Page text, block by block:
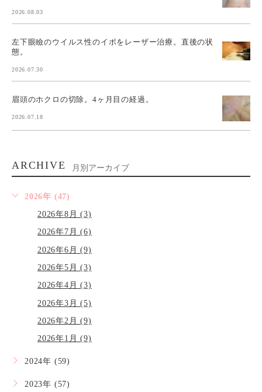
2026.08.03
左下眼瞼のウイルス性のイボをレーザー治療。直後の状
態。
2026.07.30
眉頭のホクロの切除。4ヶ月目の経過。
2026.07.18
ARCHIVE 月別アーカイブ
2026年 (47)
2026年8月 (3)
2026年7月 (6)
2026年6月 (9)
2026年5月 (3)
2026年4月 (3)
2026年3月 (5)
2026年2月 (9)
2026年1月 (9)
2024年 (59)
2023年 (57)